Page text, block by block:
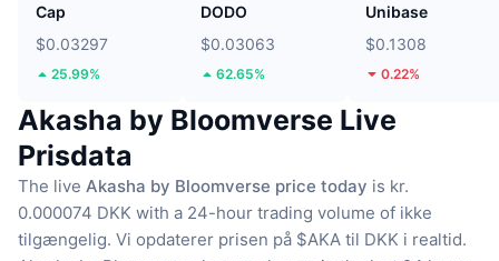
Cap
$0.03297
25.99%
DODO
$0.03063
62.65%
Unibase
$0.1308
0.22%
Akasha by Bloomverse Live
Prisdata
The live Akasha by Bloomverse price today is kr.
0.000074 DKK with a 24-hour trading volume of ikke
tilgængelig. Vi opdaterer prisen på $AKA til DKK i realtid.